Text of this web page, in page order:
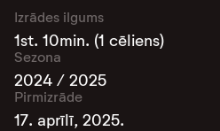
Izrādes ilgums
1st. 10min. (1 cēliens)
Sezona
2024 / 2025
Pirmizrāde
17. aprīlī, 2025.